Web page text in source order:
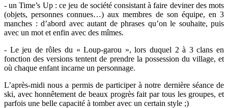
- un Time’s Up : ce jeu de société consistant à faire deviner des mots
(objets, personnes connues…) aux membres de son équipe, en 3
manches : d’abord avec autant de phrases qu’on le souhaite, puis
avec un mot et enfin avec des mîmes.
- Le jeu de rôles du « Loup-garou », lors duquel 2 à 3 clans en
fonction des versions tentent de prendre la possession du village, et
où chaque enfant incarne un personnage.
L’après-midi nous a permis de participer à notre dernière séance de
ski, avec honnêtement de beaux progrès fait par tous les groupes, et
parfois une belle capacité à tomber avec un certain style ;)